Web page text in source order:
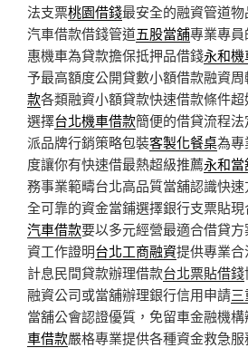
法支票桃園借錢最安全的融資管道
汽車借款借錢管道五股當舖專業專
惠機車為貸款擔保抵押品借錢永和
予最高額度公開貸數小額借款融資
款各類融資小額貸款快速借款條件
選擇台北機車借款簡便的借貸流程
派品牌行銷策略包裝客製化餐桌為專
度讓你有快速借最熱超級推薦永和當
務事業範疇台北高品質當舖認識快速
全可靠的資金當鋪選擇銀行支票貼
汽車借款要以多元經營最適合借貸
資工作證明台北工商融資提供專業
計息民間貸款辦理借款台北票貼借錢
融資公司或當舖辦理銀行信用申請
當舖公會認證優質，免留車金融機
車借款嚴格專業提供各種資金救急